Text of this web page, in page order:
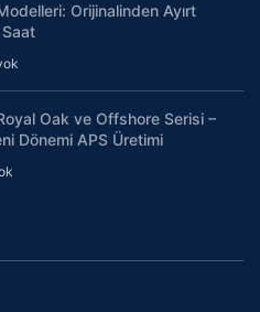
Orijinalinden Ayırt
Oak ve Offshore Serisi –
Dönemi APS Üretimi